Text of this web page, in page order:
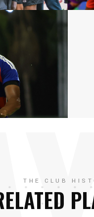
THE CLUB